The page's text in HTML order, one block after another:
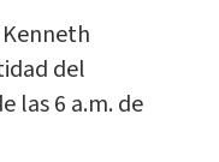
del
las 6 a.m. de